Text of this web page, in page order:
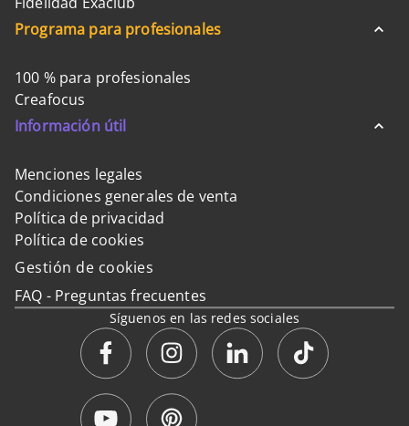
Programa para profesionales
100 % para profesionales
Creafocus
Información útil
Menciones legales
Condiciones generales de venta
Política de privacidad
Política de cookies
Gestión de cookies
FAQ - Preguntas frecuentes
Síguenos en las redes sociales